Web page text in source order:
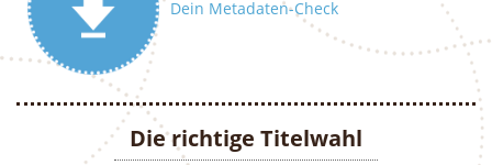
Dein Metadaten-Check
Die richtige Titelwahl